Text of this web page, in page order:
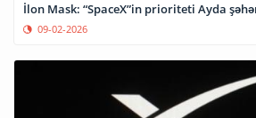
İlon Mask: “SpaceX”in prioriteti Ayda
09-02-2026